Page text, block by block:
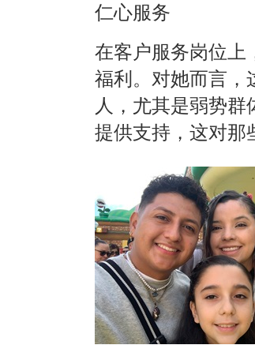
仁心服务
在客户服务岗位
福利。对她而言，
人，尤其是弱势群
提供支持，这对那